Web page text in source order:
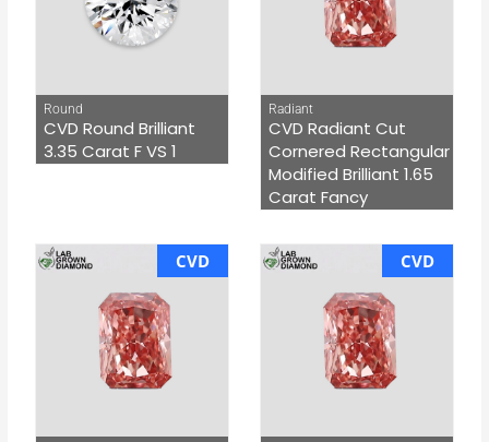
Round
CVD Round Brilliant
3.35 Carat F VS 1
Radiant
CVD Radiant Cut
Cornered Rectangular
Modified Brilliant 1.65
Carat Fancy
CVD CVD